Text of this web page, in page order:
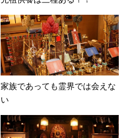
家族であっても霊界では会えな
い